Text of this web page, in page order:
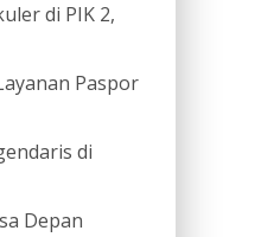
di PIK 2,
Paspor
di
Depan